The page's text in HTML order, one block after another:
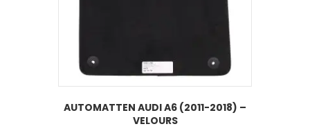
AUTOMATTEN AUDI A6 (2011-2018) –
VELOURS